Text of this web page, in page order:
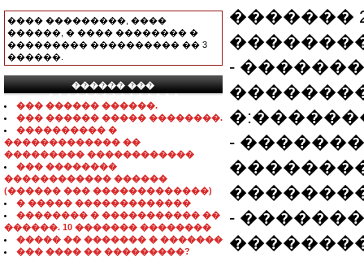
���� ���������, ����
������, � ���� �������� �
��������� ���������� �� 3
������.
������ ���
���������������
��� ������ ������.
��� ������ ����� ��������.
���������� �
������������� ��
��������� ������������
��� ��������
������������ ������
(������ ��� �������������)
� ����� �������������
�������� � ����������� ��
������. 10 ������� ��������
����� �� ������� � �������
��� ���� �� ���������?
�������
-
-
-